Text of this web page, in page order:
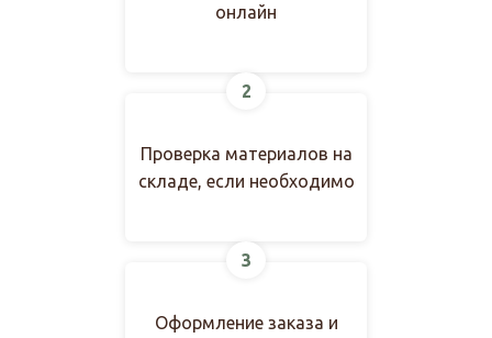
онлайн
2
Проверка материалов на
складе, если необходимо
3
Оформление заказа и